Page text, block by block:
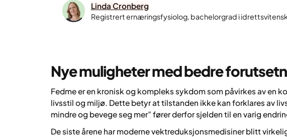
Linda Cronberg
Registrert ernæringsfysiolog, bachelorgrad i
Nye muligheter med bedre
Fedme er en kronisk og kompleks sykdom som påvirkes av en
livsstil og miljø. Dette betyr at tilstanden ikke kan forklares av
mindre og bevege seg mer” fører derfor sjelden til en varig
De siste årene har moderne vektreduksjonsmedisiner blitt